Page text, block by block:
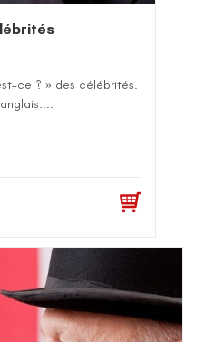
ce ? » des célébrités.